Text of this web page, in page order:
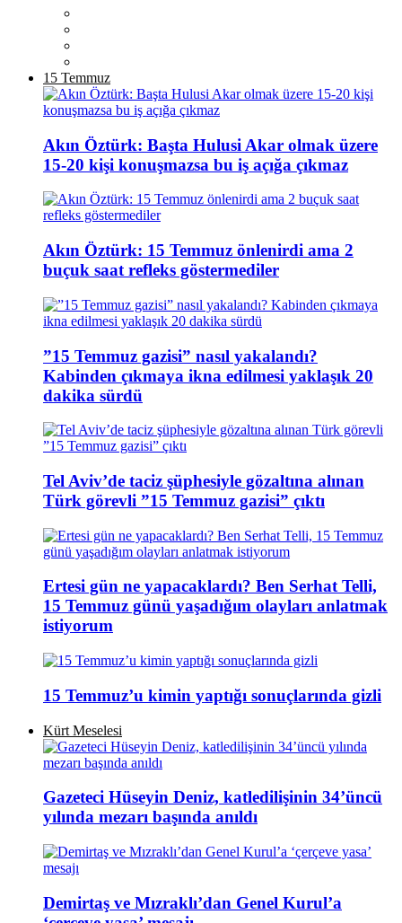
15 Temmuz
Akın Öztürk: Başta Hulusi Akar olmak üzere
15-20 kişi konuşmazsa bu iş açığa çıkmaz
Akın Öztürk: 15 Temmuz önlenirdi ama 2
buçuk saat refleks göstermediler
”15 Temmuz gazisi” nasıl yakalandı?
Kabinden çıkmaya ikna edilmesi yaklaşık 20
dakika sürdü
Tel Aviv’de taciz şüphesiyle gözaltına alınan
Türk görevli ”15 Temmuz gazisi” çıktı
Ertesi gün ne yapacaklardı? Ben Serhat Telli,
15 Temmuz günü yaşadığım olayları anlatmak
istiyorum
15 Temmuz’u kimin yaptığı sonuçlarında gizli
Kürt Meselesi
Gazeteci Hüseyin Deniz, katledilişinin 34’üncü
yılında mezarı başında anıldı
Demirtaş ve Mızraklı’dan Genel Kurul’a